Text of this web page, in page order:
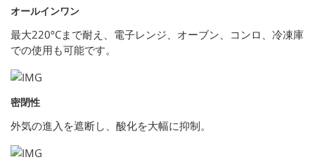
オールインワン
最大220ºCまで耐え、電子レンジ、オーブン、コンロ、冷凍庫
での使用も可能です。
密閉性
外気の進入を遮断し、酸化を大幅に抑制。